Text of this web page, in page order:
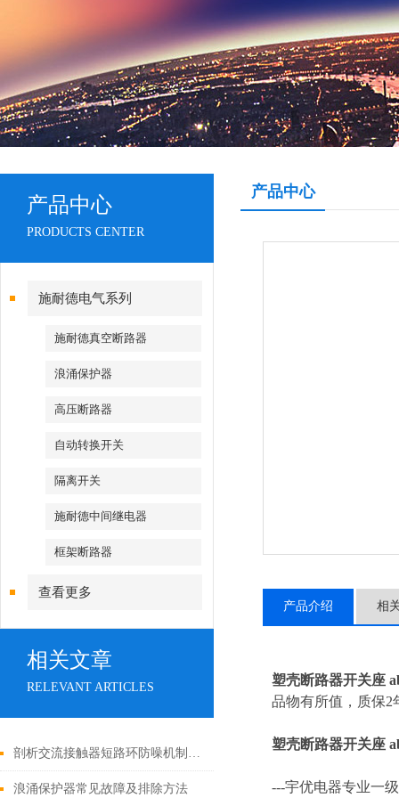
产品中心
PRODUCTS CENTER
施耐德电气系列
施耐德真空断路器
浪涌保护器
高压断路器
自动转换开关
隔离开关
施耐德中间继电器
框架断路器
查看更多
相关文章
RELEVANT ARTICLES
剖析交流接触器短路环防噪机制与电气安全操作红线
浪涌保护器常见故障及排除方法
产品中心
产品介绍 相
塑壳断路器开关座
品物有所值，质保2
塑壳断路器开关座
---宇优电器专业一